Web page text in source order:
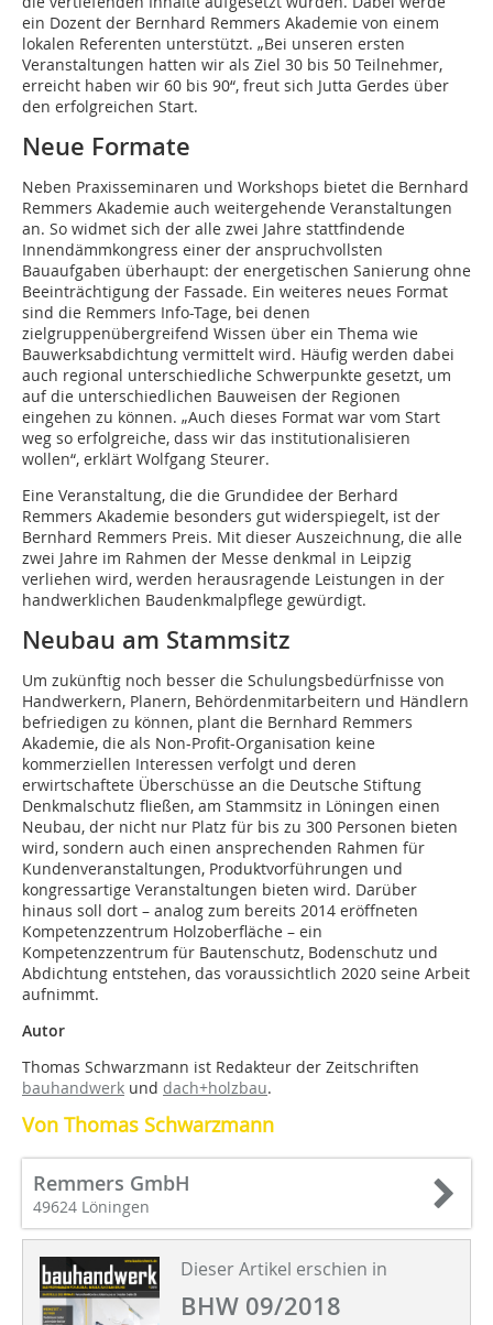
ein Dozent der Bernhard Remmers Akademie von einem
lokalen Referenten unterstützt. „Bei unseren ersten
Veranstaltungen hatten wir als Ziel 30 bis 50 Teilnehmer,
erreicht haben wir 60 bis 90“, freut sich Jutta Gerdes über
den erfolgreichen Start.
Neue Formate
Neben Praxisseminaren und Workshops bietet die Bernhard
Remmers Akademie auch weitergehende Veranstaltungen
an. So widmet sich der alle zwei Jahre stattfindende
Innendämmkongress einer der anspruchvollsten
Bauaufgaben überhaupt: der energetischen Sanierung ohne
Beeinträchtigung der Fassade. Ein weiteres neues Format
sind die Remmers Info-Tage, bei denen
zielgruppenübergreifend Wissen über ein Thema wie
Bauwerksabdichtung vermittelt wird. Häufig werden dabei
auch regional unterschiedliche Schwerpunkte gesetzt, um
auf die unterschiedlichen Bauweisen der Regionen
eingehen zu können. „Auch dieses Format war vom Start
weg so erfolgreiche, dass wir das institutionalisieren
wollen“, erklärt Wolfgang Steurer.
Eine Veranstaltung, die die Grundidee der Berhard
Remmers Akademie besonders gut widerspiegelt, ist der
Bernhard Remmers Preis. Mit dieser Auszeichnung, die alle
zwei Jahre im Rahmen der Messe denkmal in Leipzig
verliehen wird, werden herausragende Leistungen in der
handwerklichen Baudenkmalpflege gewürdigt.
Neubau am Stammsitz
Um zukünftig noch besser die Schulungsbedürfnisse von
Handwerkern, Planern, Behördenmitarbeitern und Händlern
befriedigen zu können, plant die Bernhard Remmers
Akademie, die als Non-Profit-Organisation keine
kommerziellen Interessen verfolgt und deren
erwirtschaftete Überschüsse an die Deutsche Stiftung
Denkmalschutz fließen, am Stammsitz in Löningen einen
Neubau, der nicht nur Platz für bis zu 300 Personen bieten
wird, sondern auch einen ansprechenden Rahmen für
Kundenveranstaltungen, Produktvorführungen und
kongressartige Veranstaltungen bieten wird. Darüber
hinaus soll dort – analog zum bereits 2014 eröffneten
Kompetenzzentrum Holzoberfläche – ein
Kompetenzzentrum für Bautenschutz, Bodenschutz und
Abdichtung entstehen, das voraussichtlich 2020 seine Arbeit
aufnimmt.
Autor
Thomas Schwarzmann ist Redakteur der Zeitschriften
bauhandwerk und dach+holzbau.
Von Thomas Schwarzmann
Remmers GmbH
49624 Löningen
Dieser Artikel erschien in
BHW 09/2018